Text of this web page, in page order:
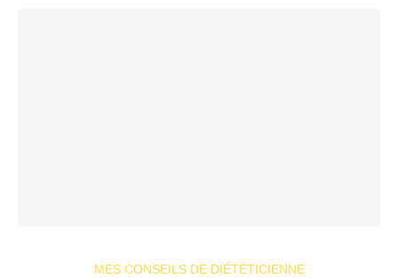
MES CONSEILS DE DIÉTÉTICIENNE